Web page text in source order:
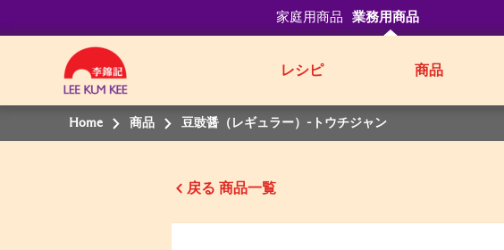
家庭用商品 業務用商品
レシピ 商品
Home 商品 豆豉醤（レギュラー）-トウチジャン
戻る